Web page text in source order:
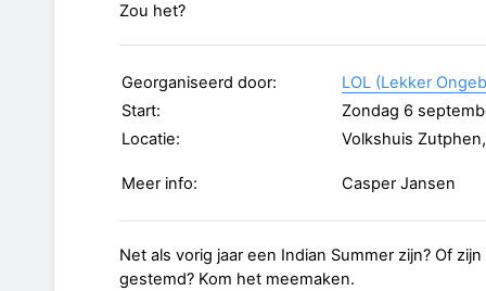
Zou het?
Georganiseerd door:
LOL (Lekker
Start:
Zondag 6
Locatie:
Volkshuis
Meer info: Casper Jansen
Net als vorig jaar een Indian Summer zijn? Of
gestemd? Kom het meemaken.